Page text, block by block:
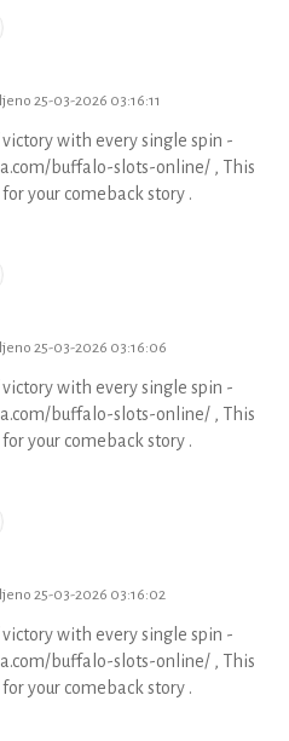
25-03-2026 03:16:11
victory with every single spin -
buffalo-slots-online/ , This
your comeback story .
25-03-2026 03:16:06
victory with every single spin -
buffalo-slots-online/ , This
your comeback story .
25-03-2026 03:16:02
victory with every single spin -
buffalo-slots-online/ , This
your comeback story .